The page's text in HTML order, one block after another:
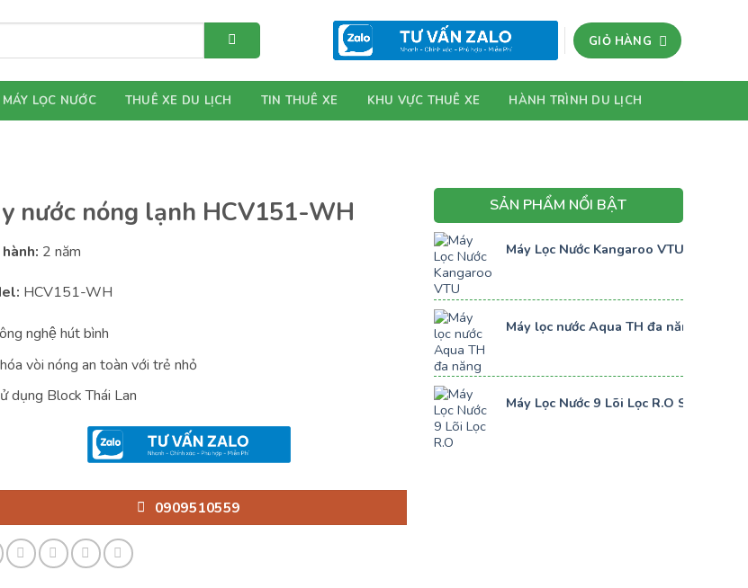
GIỎ HÀNG
MÁY LỌC NƯỚC THUÊ XE DU LỊCH TIN THUÊ XE KHU VỰC THUÊ XE HÀNH TRÌNH DU LỊCH
nước nóng lạnh HCV151-WH
2 năm
HCV151-WH
nghệ hút bình
vòi nóng an toàn với trẻ nhỏ
dụng Block Thái Lan
0909510559
SẢN PHẨM NỔI BẬT
Máy Lọc Nước Kangaroo VTU KG109
Máy lọc nước Aqua TH đa năng 2 vòi
Máy Lọc Nước 9 Lõi Lọc R.O Sunhouse